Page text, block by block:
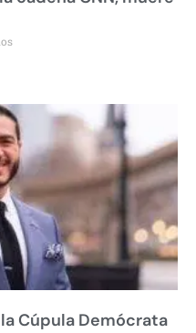
Cúpula Demócrata